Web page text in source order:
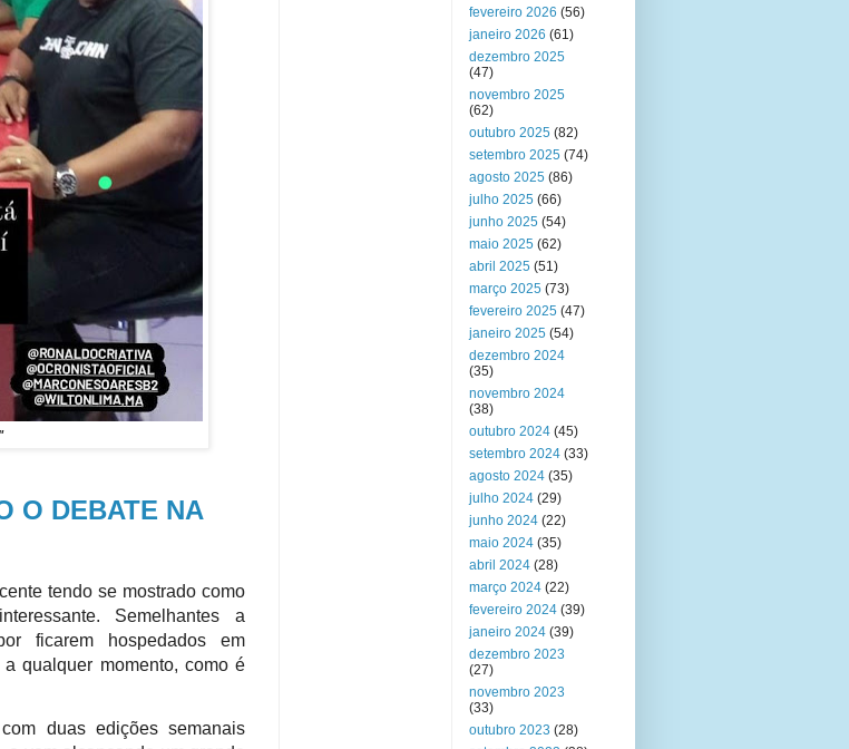
O DEBATE NA
tendo se mostrado como
Semelhantes a
ficarem hospedados em
qualquer momento, como é
com duas edições semanais
fevereiro 2026 (56)
janeiro 2026 (61)
dezembro 2025
(47)
novembro 2025
(62)
outubro 2025 (82)
setembro 2025 (74)
agosto 2025 (86)
julho 2025 (66)
junho 2025 (54)
maio 2025 (62)
abril 2025 (51)
março 2025 (73)
fevereiro 2025 (47)
janeiro 2025 (54)
dezembro 2024
(35)
novembro 2024
(38)
outubro 2024 (45)
setembro 2024 (33)
agosto 2024 (35)
julho 2024 (29)
junho 2024 (22)
maio 2024 (35)
abril 2024 (28)
março 2024 (22)
fevereiro 2024 (39)
janeiro 2024 (39)
dezembro 2023
(27)
novembro 2023
(33)
outubro 2023 (28)